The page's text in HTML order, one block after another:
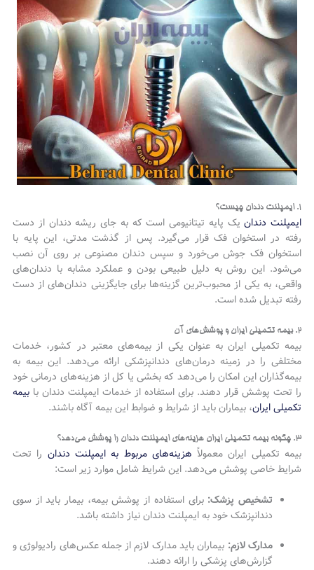
۱. ایمپلنت دندان چیست؟
ایمپلنت دندانیک پایه تیتانیومی است که به جای ریشه دندان از دست
رفته در استخوان فک قرار می‌گیرد. پس از گذشت مدتی، این پایه با
استخوان فک جوش می‌خورد و سپس دندان مصنوعی بر روی آن نصب
می‌شود. این روش به دلیل طبیعی بودن و عملکرد مشابه با دندان‌های
واقعی، به یکی از محبوب‌ترین گزینه‌ها برای جایگزینی دندان‌های از دست
رفته تبدیل شده است.
۲. بیمه تکمیلی ایران و پوشش‌های آن
بیمه تکمیلی ایران به عنوان یکی از بیمه‌های معتبر در کشور، خدمات
مختلفی را در زمینه درمان‌های دندانپزشکی ارائه می‌دهد. این بیمه به
بیمه‌گذاران این امکان را می‌دهد که بخشی یا کل از هزینه‌های درمانی خود
را تحت پوشش قرار دهند. برای استفاده از خدمات ایمپلنت دندان با بیمه
تکمیلی ایران، بیماران باید از شرایط و ضوابط این بیمه آگاه باشند.
۳. چگونه بیمه تکمیلی ایران هزینه‌های ایمپلنت دندان را پوشش می‌دهد؟
بیمه تکمیلی ایران معمولاً هزینه‌های مربوط به ایمپلنت دندان را تحت
شرایط خاصی پوشش می‌دهد. این شرایط شامل موارد زیر است:
تشخیص پزشک: برای استفاده از پوشش بیمه، بیمار باید از سوی
دندانپزشک خود به ایمپلنت دندان نیاز داشته باشد.
مدارک لازم: بیماران باید مدارک لازم از جمله عکس‌های رادیولوژی و
گزارش‌های پزشکی را ارائه دهند.